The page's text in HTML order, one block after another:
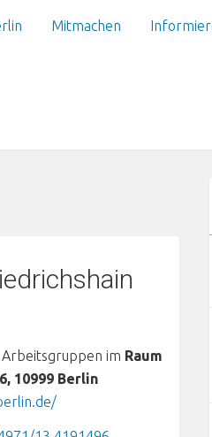
Mitmachen
im Raum
10999 Berlin